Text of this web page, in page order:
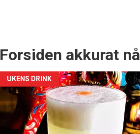
Forsiden akkurat nå
UKENS DRINK